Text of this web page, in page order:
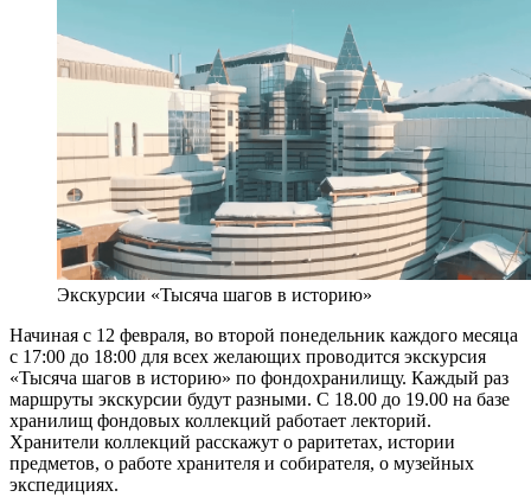
Экскурсии «Тысяча шагов в историю»
Начиная с 12 февраля, во второй понедельник каждого месяца
с 17:00 до 18:00 для всех желающих проводится экскурсия
«Тысяча шагов в историю» по фондохранилищу. Каждый раз
маршруты экскурсии будут разными. С 18.00 до 19.00 на базе
хранилищ фондовых коллекций работает лекторий.
Хранители коллекций расскажут о раритетах, истории
предметов, о работе хранителя и собирателя, о музейных
экспедициях.